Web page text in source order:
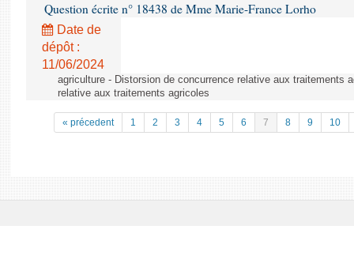
Question écrite n° 18438 de Mme Marie-France Lorho
Date de
dépôt :
11/06/2024
agriculture - Distorsion de concurrence relative aux traitements
relative aux traitements agricoles
« précedent 1 2 3 4 5 6 7 8 9 10